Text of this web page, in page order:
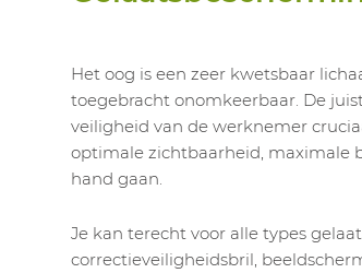
Het oog is een zeer kwetsbaar
toegebracht onomkeerbaar. De
veiligheid van de werknemer
optimale zichtbaarheid, maximale
hand gaan.
Je kan terecht voor alle types
correctieveiligheidsbril,